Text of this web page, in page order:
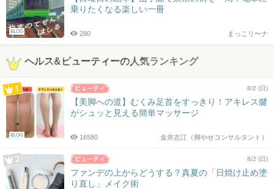
BLOG
乗りたくなる楽しい一冊
まっこリ〜ナ
280
ヘルス&ビューティーの人気ランキング
BLOG
8/2 (日)
【美脚への道】むくみ足首をすっきり！アキレス腱
がシュッと見える簡単マッサージ
金井志江（脚やせコンサルタント）
16580
8/2 (日)
ファンデの上からどうする？真夏の「日焼け止め塗
り直し」メイク術